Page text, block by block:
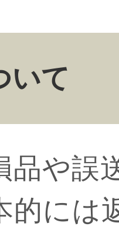
いて
品や誤
的には